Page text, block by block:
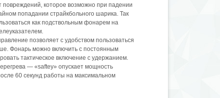
повреждений, которое возможно при падении
попадании страйкбольного шарика. Так
как подствольным фонарем на
позволяет с удобством пользоваться
Фонарь можно включить с постоянным
тактическое включение с удержанием.
— «saftey» опускает мощность
60 секунд работы на максимальном